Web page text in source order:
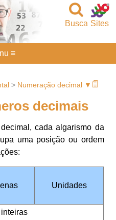
Sites
Busca
> Numeração decimal ▼
decimais
cada algarismo da
uma posição ou ordem
Unidades